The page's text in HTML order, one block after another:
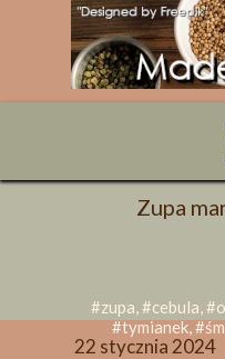
#zupa, #cebula,
#tymianek,
22 stycznia 2024
Zupa